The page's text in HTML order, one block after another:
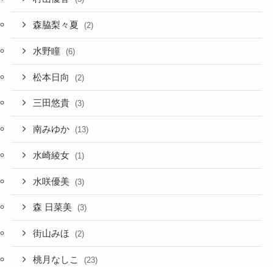
森脇梨々夏 (2)
水野瞳 (6)
松本日向 (2)
三田悠貴 (3)
南みゆか (13)
水崎綾女 (1)
水咲優美 (3)
森 日菜美 (3)
街山みほ (2)
桃月なしこ (23)